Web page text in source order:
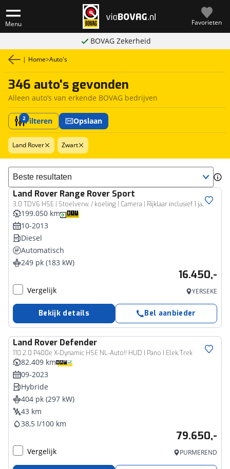
Menu Favorieten
BOVAG Zekerheid
| Home>Auto's
346 auto's gevonden
Alleen auto’s van erkende BOVAG bedrijven
2Filteren Opslaan
Land Rover Zwart
Sorteer resultaten
Land Rover Range Rover Sport
3.0 TDV6 HSE | Stoelverw. / koeling | Camera | Rijklaar inclusief 1 jaar BOVAG garantie!
199.050 km
10-2013
Diesel
Automatisch
249 pk (183 kW)
16.450,-
Vergelijk YERSEKE
Bekijk details Bel aanbieder
Land Rover Defender
110 2.0 P400e X-Dynamic HSE NL-Auto!! HUD I Pano I Elek.Trek
82.409 km
09-2023
Hybride
404 pk (297 kW)
43 km
38,5 l/100 km
79.650,-
Vergelijk PURMEREND